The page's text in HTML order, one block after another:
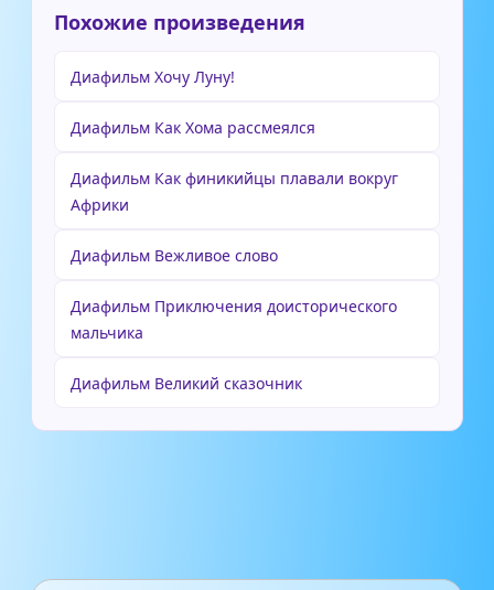
Похожие произведения
Диафильм Хочу Луну!
Диафильм Как Хома рассмеялся
Диафильм Как финикийцы плавали вокруг
Африки
Диафильм Вежливое слово
Диафильм Приключения доисторического
мальчика
Диафильм Великий сказочник